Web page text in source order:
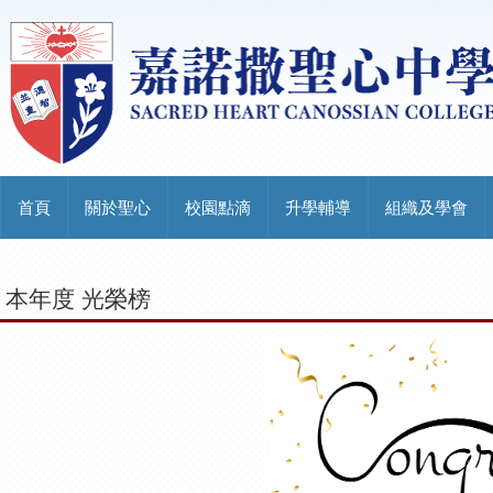
首頁 關於聖心 校園點滴 升學輔導 組織及學會
本年度 光榮榜